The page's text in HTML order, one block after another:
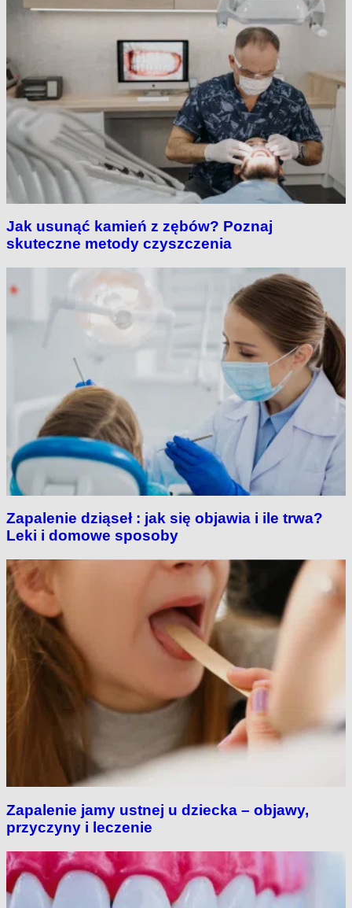
Jak usunąć kamień z zębów? Poznaj
skuteczne metody czyszczenia
Zapalenie dziąseł : jak się objawia i ile trwa?
Leki i domowe sposoby
Zapalenie jamy ustnej u dziecka – objawy,
przyczyny i leczenie